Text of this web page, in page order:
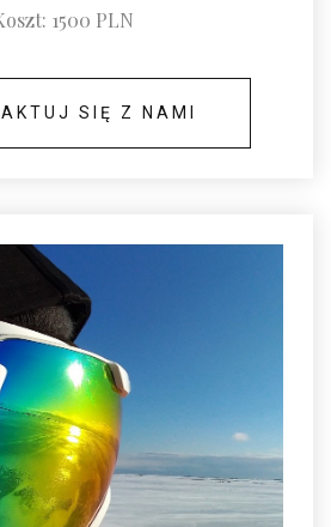
1500 PLN
SIĘ Z NAMI